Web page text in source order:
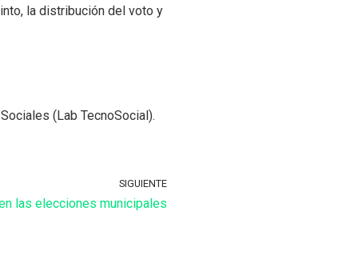
la distribución del voto y
(Lab TecnoSocial).
SIGUIENTE
las elecciones municipales